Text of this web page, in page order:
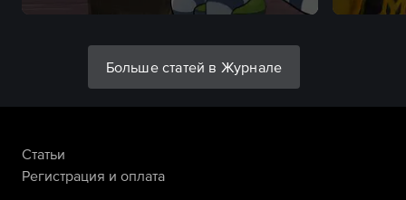
Больше статей в Журнале
Статьи
Регистрация и оплата